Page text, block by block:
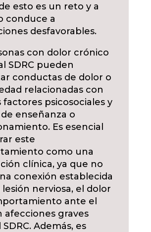
esto es un reto y a
conduce a
desfavorables.
con dolor crónico
SDRC pueden
conductas de dolor o
relacionadas con
factores psicosociales y
enseñanza o
Es esencial
este
como una
clínica, ya que no
conexión establecida
nerviosa, el dolor
ante el
afecciones graves
Además, es